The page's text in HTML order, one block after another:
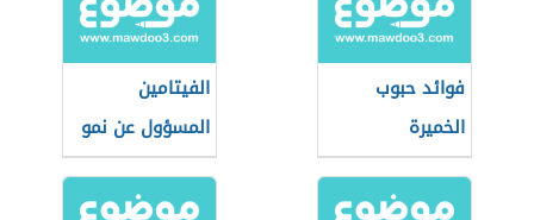
فوائد حبوب
الخميرة
الفيتامين
المسؤول عن نمو
الشعر